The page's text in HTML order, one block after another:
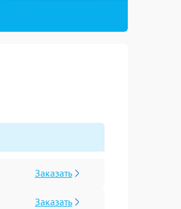
Заказать
Заказать